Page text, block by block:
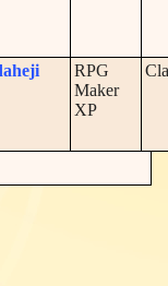
RPG
Maker
XP